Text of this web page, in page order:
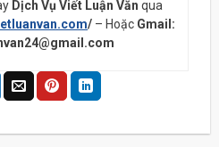
Dịch Vụ Viết Luận Văn qua
/ – Hoặc Gmail: